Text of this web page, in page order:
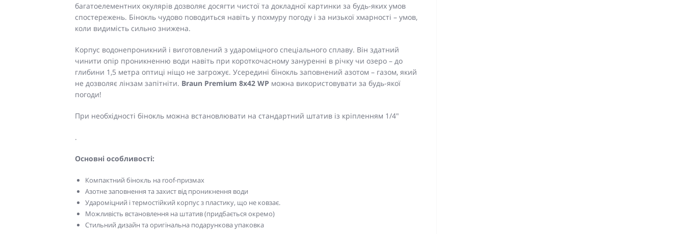
багатоелементних окулярів дозволяє досягти чистої та докладної картинки за будь-яких умов
спостережень. Бінокль чудово поводиться навіть у похмуру погоду і за низької хмарності – умов,
коли видимість сильно знижена.
Корпус водонепроникний і виготовлений з удароміцного спеціального сплаву. Він здатний
чинити опір проникненню води навіть при короткочасному зануренні в річку чи озеро – до
глибини 1,5 метра оптиці ніщо не загрожує. Усередині бінокль заповнений азотом – газом, який
не дозволяє лінзам запітніти. Braun Premium 8х42 WP можна використовувати за будь-якої
погоди!
При необхідності бінокль можна встановлювати на стандартний штатив із кріпленням 1/4"
.
Основні особливості:
Компактний бінокль на roof-призмах
Азотне заповнення та захист від проникнення води
Удароміцний і термостійкий корпус з пластику, що не ковзає.
Можливість встановлення на штатив (придбається окремо)
Стильний дизайн та оригінальна подарункова упаковка